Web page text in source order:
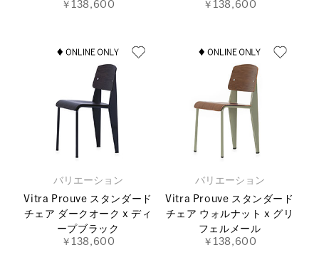
￥138,600
￥138,600
バリエーション
Vitra Prouve スタンダード
チェア ダークオーク x ディ
ープブラック
￥138,600
バリエーション
Vitra Prouve スタンダード
チェア ウォルナット x グリ
フェルメール
￥138,600